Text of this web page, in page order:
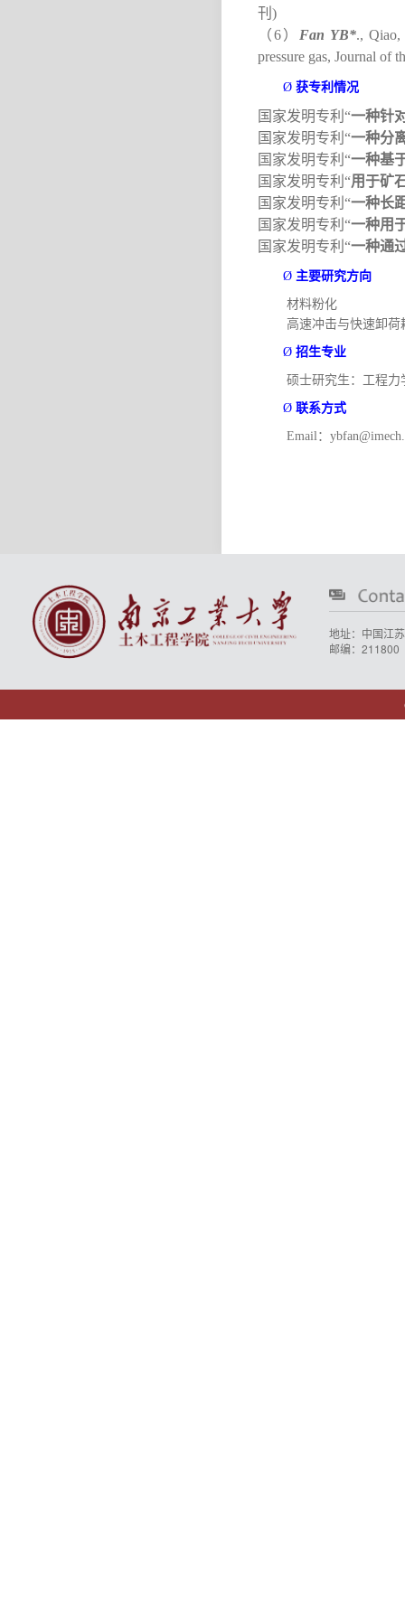
刊 )
（6） Fan YB*., Qiao,
pressure gas, Journal of
Ø 获专利情况
国家发明专利 “一种针
国家发明专利 “一种分
国家发明专利 “一种基
国家发明专利 “用于矿
国家发明专利 “一种长
国家发明专利 “一种用
国家发明专利 “一种通
Ø 主要研究方向
材料粉化
高速冲击与快速卸荷
Ø 招生专业
硕士研究生：工程力
Ø 联系方式
Email：
地址：中国江
邮编：